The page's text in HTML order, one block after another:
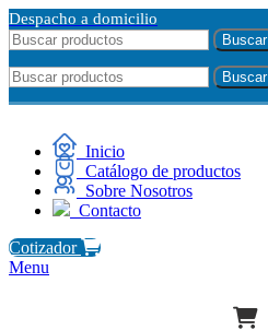
Despacho a domicilio
Buscar
Buscar
Inicio
Catálogo de productos
Sobre Nosotros
Contacto
Cotizador
Menu